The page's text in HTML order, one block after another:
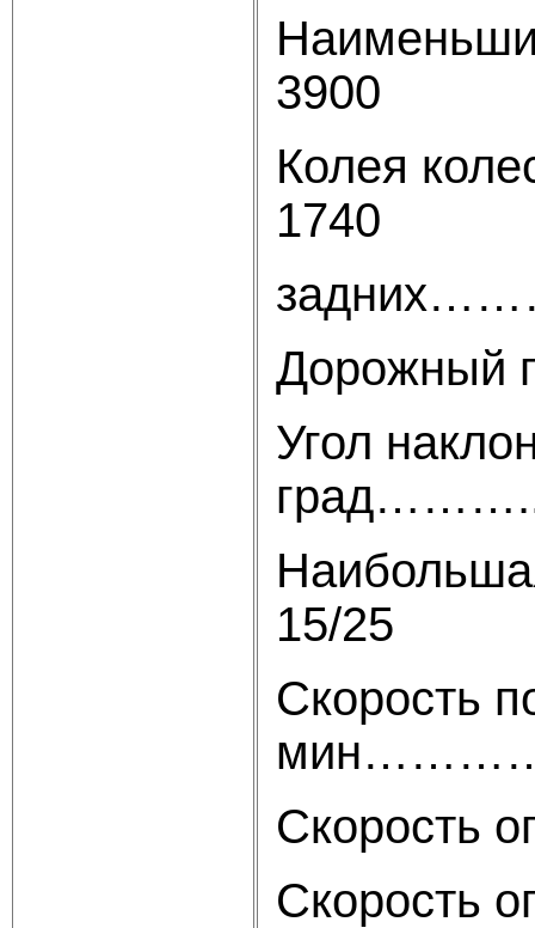
3900
Колея
1740
Угол
15/25
Скорость
Скорость